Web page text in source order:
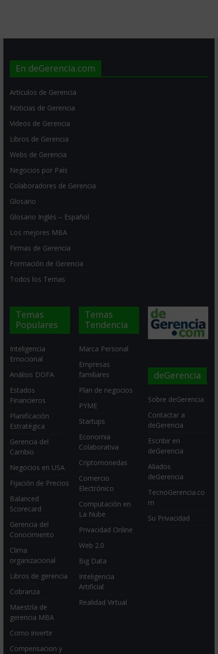
En deGerencia.com
Artículos de Gerencia
Noticias de Gerencia
Videos de Gerencia
Libros de Gerencia
Webs de Gerencia
Negocios por País
Colaboradores de Gerencia
Glosario
Glosario Inglés – Español
Los mejores MBA
Firmas de Gerencia
Formación de Gerencia
Todos los Temas
Temas
Populares
Inteligencia
Emocional
Análisis DOFA
Estados
Financieros
Planificación
Estratégica
Gerencia del
Cambio
Negocios en USA
Fijación de Precios
Balanced
Scorecard
Gerencia del
Conocimiento
Clima
organizacional
Libros de gerencia
Cobranza
Maestría de
gerencia MBA
Como invertir
Compensacion y
Temas
Tendencia
Marca Personal
Empresas
familiares
Plan de negocios
PYME
Startups
Economia
Colaborativa
Criptomonedas
Comercio
Electrónico
Computación en
La Nube
Privacidad Online
Web 2.0
Big Data
Inteligencia
Artificial
Realidad Virtual
deGerencia
Sobre deGerencia
Contactar a
deGerencia
Escribir en
deGerencia
Aliados
deGerencia
TecnoGerencia.co
m
Su Privacidad